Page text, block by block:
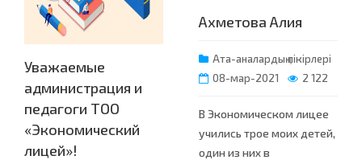
Уважаемые
администрация и
педагоги ТОО
«Экономический
лицей»!
Ахметова Алия
Ата-аналардың пікірлері
08-мар-2021
2 122
В Экономическом лицее
учились трое моих детей,
один из них в